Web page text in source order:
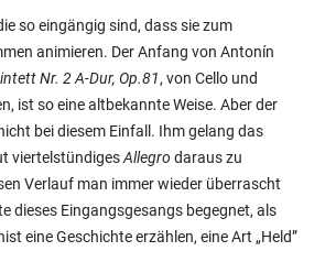
so eingängig sind, dass sie zum
animieren. Der Anfang von Antonín
Nr. 2 A-Dur, Op.81, von Cello und
ist so eine altbekannte Weise. Aber der
bei diesem Einfall. Ihm gelang das
viertelstündigesAllegrodaraus zu
Verlauf man immer wieder überrascht
dieses Eingangsgesangs begegnet, als
eine Geschichte erzählen, eine Art „Held”